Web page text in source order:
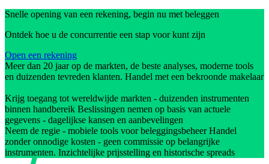
Snelle opening van een rekening, begin nu met beleggen
Ontdek hoe u de concurrentie een stap voor kunt zijn
Open een rekening
Meer dan 20 jaar op de markten, de beste analyses, moderne tools
en duizenden tevreden klanten. Handel met een bekroonde makelaar
Krijg toegang tot wereldwijde markten - duizenden instrumenten
binnen handbereik Beslissingen nemen op basis van actuele
gegevens - dagelijkse kansen en aanbevelingen
Neem de regie - mobiele tools voor beleggingsbeheer Handel
zonder onnodige kosten - geen commissie op belangrijke
instrumenten. Inzichtelijke prijsstelling en historische spreads